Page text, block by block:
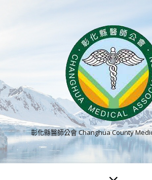
彰化縣醫師公會 Changhua County